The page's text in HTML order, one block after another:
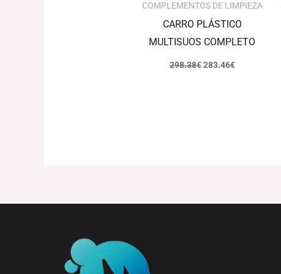
COMPLEMENTOS DE LIMPIEZA
CARRO PLÁSTICO
MULTISUOS COMPLETO
298.38€283.46€